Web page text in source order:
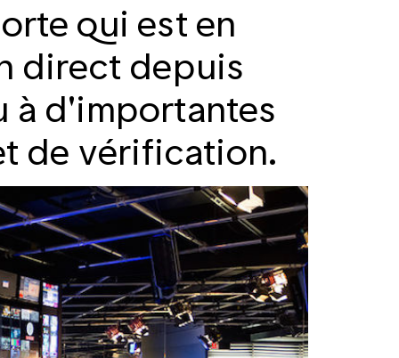
qui est en
direct depuis
à d'importantes
de vérification.